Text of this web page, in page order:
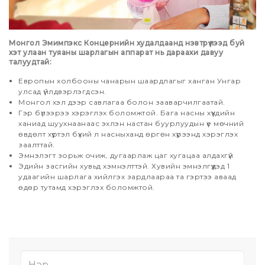
Монгол Эмимпэкс Концернийн худалдаанд нэвтрүүлээд буй
хэт улаан туяаны шарлагын аппарат нь дараахи давуу
талуудтай:
Европын холбооны чанарын шаардлагыг ханган Унгар
улсад үйлдвэрлэгдсэн.
Монгол хэл дээр савлагаа болон зааварчилгаатай.
Гэр бүлээрээ хэрэглэх боломжтой. Бага насны хүүхдийн
ханиад шуухнаанаас эхлэн настан буурлуудын үе мөчний
өвдөлт хүртэл бүхий л насныханд өргөн хүрээнд хэрэглэх
заалттай.
Эмнэлэгт зорьж очиж, дугаарлаж цаг хугацаа алдахгүй
Эдийн засгийн хувьд хэмнэлттэй. Хувийн эмнэлгүүдэд 1
удаагийн шарлага хийлгэх зардлаараа та гэртээ аваад
өдөр тутамд хэрэглэх боломжтой.